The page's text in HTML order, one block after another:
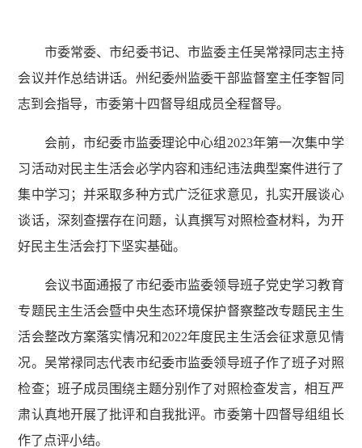
市委常委、市纪委书记、市监委主任吴常禄同志主持
会议并作总结讲话。州纪委州监委干部监督室主任李智同
志到会指导，市委第十四督导组成员全程督导。
会前，市纪委市监委理论中心组2023年第一次集中学
习活动对民主生活会必学内容和违纪违法典型案件进行了
集中学习；并采取多种方式广泛征求意见，扎实开展谈心
谈话，深刻查摆存在问题，认真撰写对照检查材料，为开
好民主生活会打下坚实基础。
会议书面通报了市纪委市监委领导班子党史学习教育
专题民主生活会暨中央生态环境保护督察整改专题民主生
活会整改方案落实情况和2022年度民主生活会征求意见情
况。吴常禄同志代表市纪委市监委领导班子作了班子对照
检查；班子成员围绕主题分别作了对照检查发言，相互严
肃认真地开展了批评和自我批评。市委第十四督导组组长
作了点评小结。